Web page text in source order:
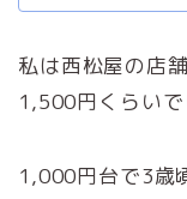
私は西松屋の店
1,500円くらいで
1,000円台で3歳